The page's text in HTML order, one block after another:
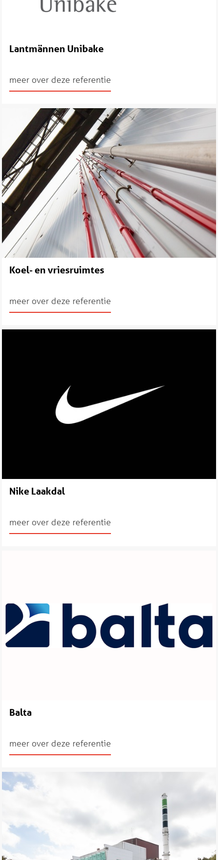
Lantmännen Unibake
meer over deze referentie
Koel- en vriesruimtes
meer over deze referentie
Nike Laakdal
meer over deze referentie
Balta
meer over deze referentie